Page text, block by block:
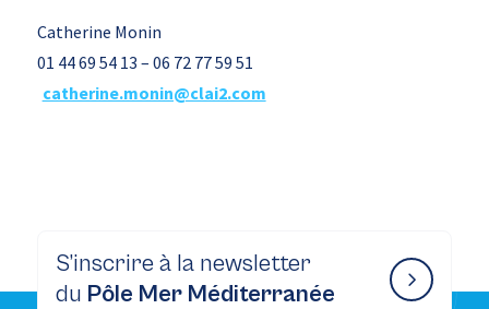
Catherine Monin
01 44 69 54 13 – 06 72 77 59 51
catherine.monin@clai2.com
S’inscrire à la newsletter
du Pôle Mer Méditerranée